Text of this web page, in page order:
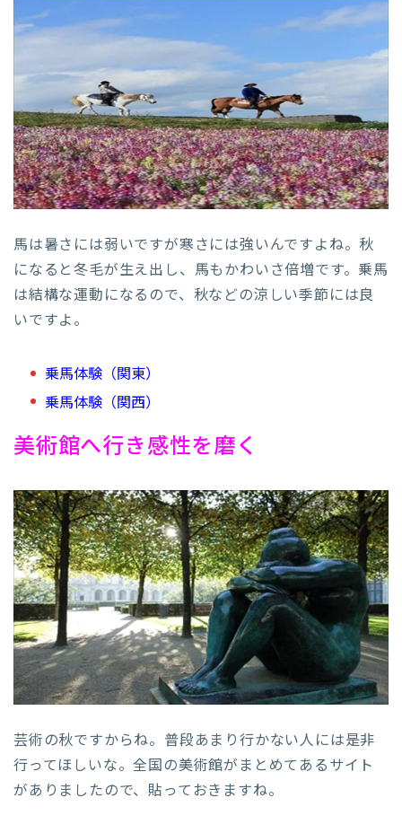
馬は暑さには弱いですが寒さには強いんですよね。秋
になると冬毛が生え出し、馬もかわいさ倍増です。乗馬
は結構な運動になるので、秋などの涼しい季節には良
いですよ。
乗馬体験（関東）
乗馬体験（関西）
美術館へ行き感性を磨く
芸術の秋ですからね。普段あまり行かない人には是非
行ってほしいな。全国の美術館がまとめてあるサイト
がありましたので、貼っておきますね。